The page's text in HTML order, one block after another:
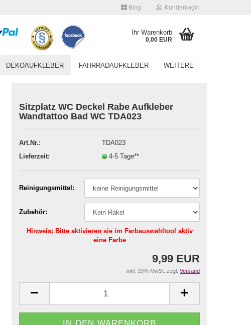
Blog Kundenlogin
Passwort vergessen?
Ihr Warenkorb
0,00 EUR
DEKOAUFKLEBER FAHRRADAUFKLEBER WEITERE
Sitzplatz WC Deckel Rabe Aufkleber
Wandtattoo Bad WC TDA023
Art.Nr.:
TDA023
Lieferzeit:
4-5 Tage**
Reinigungsmittel:
Zubehör:
Hinweis: Bitte aktivieren sie im Farbauswahltool aktiv
eine Farbe
9,99 EUR
inkl. 19% MwSt. zzgl. Versand